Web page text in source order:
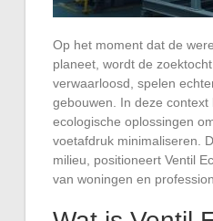
Op het moment dat de
planeet, wordt de
verwaarloosd, spelen
gebouwen. In deze
ecologische oplossingen
voetafdruk minimaliseren.
milieu, positioneert Ventil
van woningen en